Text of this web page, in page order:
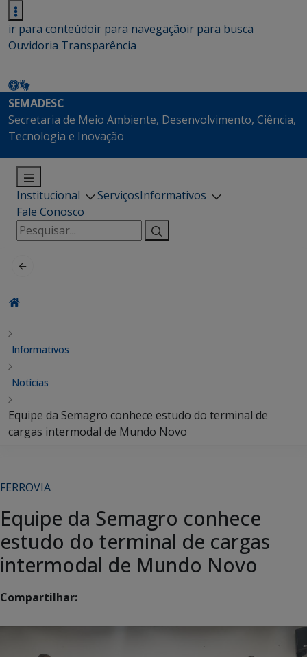
ir para conteúdoir para navegaçãoir para busca
Ouvidoria Transparência
SEMADESC
Secretaria de Meio Ambiente, Desenvolvimento, Ciência,
Tecnologia e Inovação
Institucional ServiçosInformativos
Fale Conosco
Pesquisar
por:
Informativos
Notícias
Equipe da Semagro conhece estudo do terminal de
cargas intermodal de Mundo Novo
FERROVIA
Equipe da Semagro conhece
estudo do terminal de cargas
intermodal de Mundo Novo
Compartilhar: